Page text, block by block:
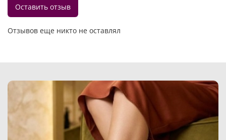
Отзывов еще никто не оставлял
Оставить отзыв